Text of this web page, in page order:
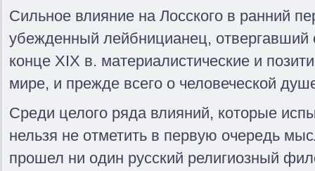
Сильное влияние на Лосского в ранний
убежденный лейбницианец, отвергавший
конце XIX в. материалистические и
мире, и прежде всего о человеческой
Среди целого ряда влияний, которые
нельзя не отметить в первую очередь
прошел ни один русский религиозный